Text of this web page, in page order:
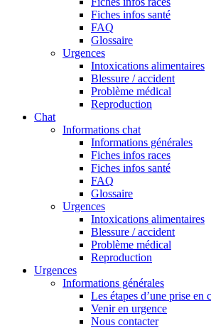
Fiches infos santé
FAQ
Glossaire
Urgences
Intoxications alimentaires
Blessure / accident
Problème médical
Reproduction
Chat
Informations chat
Informations générales
Fiches infos races
Fiches infos santé
FAQ
Glossaire
Urgences
Intoxications alimentaires
Blessure / accident
Problème médical
Reproduction
Urgences
Informations générales
Les étapes d’une prise en
Venir en urgence
Nous contacter